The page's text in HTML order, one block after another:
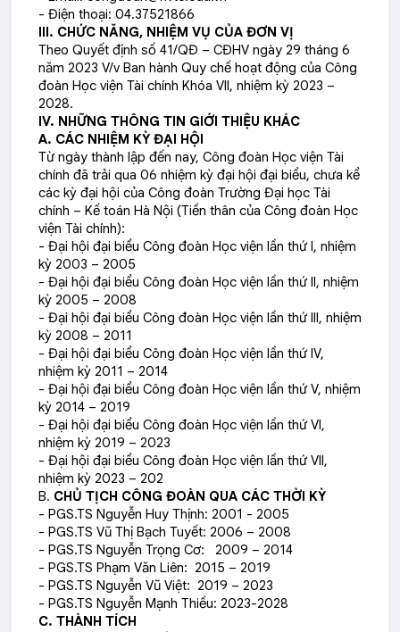
- Điện thoại: 04.37521866
III. CHỨC NĂNG, NHIỆM VỤ CỦA ĐƠN VỊ
Theo Quyết định số 41/QĐ – CĐHV ngày 29 tháng 6
năm 2023 V/v Ban hành Quy chế hoạt động của Công
đoàn Học viện Tài chính Khóa VII, nhiệm kỳ 2023 –
2028.
IV. NHỮNG THÔNG TIN GIỚI THIỆU KHÁC
A. CÁC NHIỆM KỲ ĐẠI HỘI
Từ ngày thành lập đến nay, Công đoàn Học viện Tài
chính đã trải qua 06 nhiệm kỳ đại hội đại biểu, chưa kể
các kỳ đại hội của Công đoàn Trường Đại học Tài
chính – Kế toán Hà Nội (Tiền thân của Công đoàn Học
viện Tài chính):
- Đại hội đại biểu Công đoàn Học viện lần thứ I, nhiệm
kỳ 2003 – 2005
- Đại hội đại biểu Công đoàn Học viện lần thứ II, nhiệm
kỳ 2005 – 2008
- Đại hội đại biểu Công đoàn Học viện lần thứ III, nhiệm
kỳ 2008 – 2011
- Đại hội đại biểu Công đoàn Học viện lần thứ IV,
nhiệm kỳ 2011 – 2014
- Đại hội đại biểu Công đoàn Học viện lần thứ V, nhiệm
kỳ 2014 – 2019
- Đại hội đại biểu Công đoàn Học viện lần thứ VI,
nhiệm kỳ 2019 – 2023
- Đại hội đại biểu Công đoàn Học viện lần thứ VII,
nhiệm kỳ 2023 – 202
B. CHỦ TỊCH CÔNG ĐOÀN QUA CÁC THỜI KỲ
- PGS.TS Nguyễn Huy Thịnh: 2001 - 2005
- PGS.TS Vũ Thị Bạch Tuyết: 2006 – 2008
- PGS.TS Nguyễn Trọng Cơ: 2009 – 2014
- PGS.TS Phạm Văn Liên: 2015 – 2019
- PGS.TS Nguyễn Vũ Việt: 2019 – 2023
- PGS.TS Nguyễn Mạnh Thiều: 2023-2028
C. THÀNH TÍCH